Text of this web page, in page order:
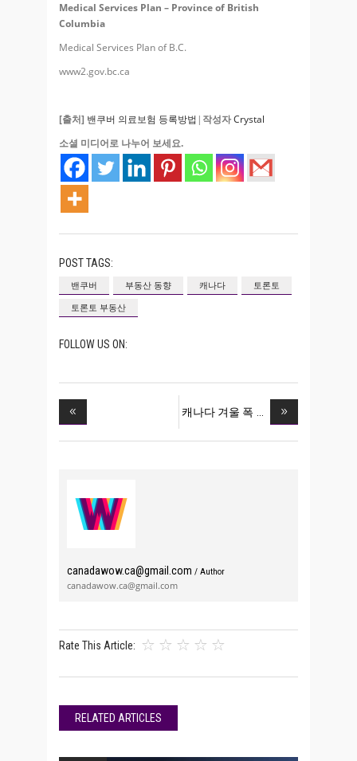
Medical Services Plan – Province of British
Columbia
Medical Services Plan of B.C.
www2.gov.bc.ca
[출처] 밴쿠버 의료보험 등록방법 | 작성자Crystal
소셜 미디어로 나누어 보세요.
POST TAGS:
밴쿠버 부동산 동향 캐나다
토론토
토론토 부동산
FOLLOW US ON:
캐나다 겨울 폭
canadawow.ca@gmail.com / Author
canadawow.ca@gmail.com
Rate This Article:
RELATED ARTICLES